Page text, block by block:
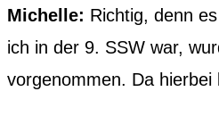
Michelle: Richtig, denn
ich in der 9. SSW war,
vorgenommen. Da